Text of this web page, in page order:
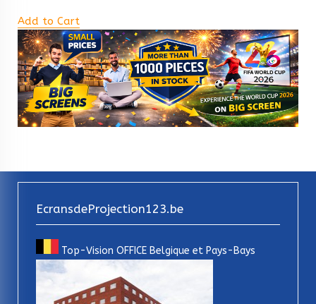
Add to Cart
EcransdeProjection123.be
Top-Vision OFFICE Belgique et Pays-Bays